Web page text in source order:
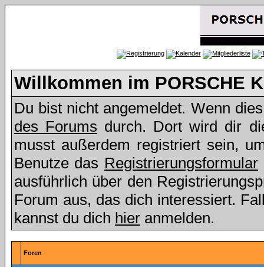
Willkommen im PORSCHE
Du bist nicht angemeldet. Wenn
des Forums durch. Dort wird dir
musst außerdem registriert sein,
Benutze das Registrierungsformular
ausführlich über den
Forum aus, das dich interessiert.
kannst du dich hier anmelden.
Foren